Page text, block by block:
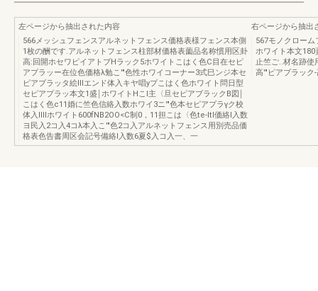
左ページから抽出された内容
566メッシュフェンスアルネットフェンス価格表様フェンス本側
1枚の酬です.アルネットフェンス柱部材価格表薗品名称慣用区卦
高:回開ホセワピイアトブHラック5ホワイトこはく色C目在セピ
アプラッー在位色価格λ勉こ'"色性ホワイコーナー3式巳ンジ本セ
ピアプラッタ絵IIIエンド体入キヤ唱yプこはく色ホワイト問日型
セピアプラッ本文1盛￨ホワイトHこl主〈旦セピアブラックB図￨
こはく色c11婚に竺色信絡入数ホワイ3ニ'"色本セピアプラγク校
体入IIIIホワイト600fNB2OO<C制0，11担こは〈色te-ItI価絡l入数
ヨ民入2コ入4コλ本入こ'"色2コ入アルネットフェンス用別売品価
格表色告書周区会記号備絡l入数6夏$入コ入一、一
右ページから抽出
567モノクロー
ホワイト本文
止竺ご..材名跡
高'"ピアブラック